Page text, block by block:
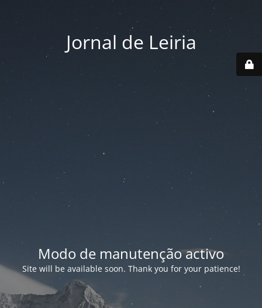
Jornal de Leiria
Modo de manutenção activo
Site will be available soon. Thank you for your patience!